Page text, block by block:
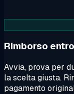
Rimborso
Avvia, prova per
la scelta giusta.
pagamento